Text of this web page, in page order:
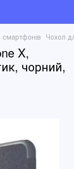
Чохол
X,
чорний,